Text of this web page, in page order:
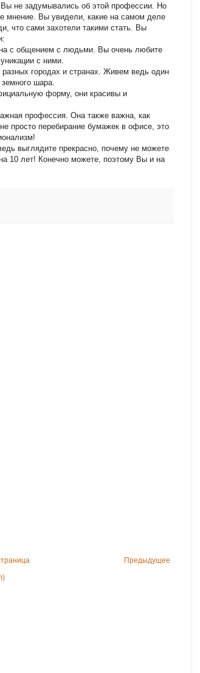
не задумывались об этой профессии. Но
мнение. Вы увидели, какие на самом деле
что сами захотели такими стать. Вы
с общением с людьми. Вы очень любите
с ними.
городах и странах. Живем ведь один
шара.
форму, они красивы и
профессия. Она также важна, как
просто перебирание бумажек в офисе, это
выглядите прекрасно, почему не можете
10 лет! Конечно можете, поэтому Вы и на
Предыдущее